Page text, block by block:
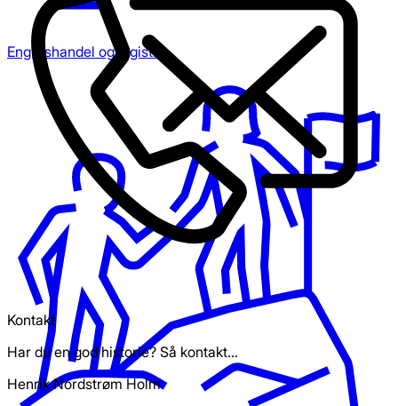
Engroshandel og logistik
Kontakt
Har du en god historie? Så kontakt...
Henrik Nordstrøm Holm